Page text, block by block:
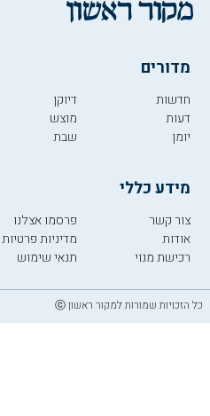
מדורים
חדשות
דעות
יומן
דיוקן
מוצש
שבת
מידע כללי
צור קשר
אודות
רכישת מנוי
פרסמו אצלנו
מדיניות פרטיות
תנאי שימוש
כל הזכויות שמורות למקור ראשון ⓒ